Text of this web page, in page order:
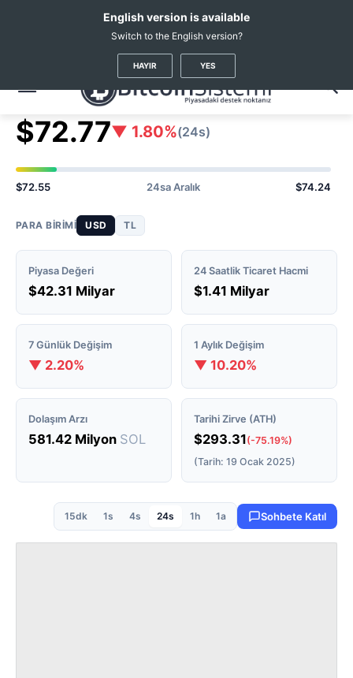
Coin Fiyatları (SOL)
Solana SOL Fiyatı #7
$72.77▼ 1.80%(24s)
$72.55 24sa Aralık $74.24
PARA BIRIMI USD TL
Piyasa Değeri
$42.31 Milyar
24 Saatlik Ticaret Hacmi
$1.41 Milyar
7 Günlük Değişim
▼ 2.20%
1 Aylık Değişim
▼ 10.20%
Dolaşım Arzı
581.42 Milyon SOL
Tarihi Zirve (ATH)
$293.31(-75.19%)
(Tarih: 19 Ocak 2025)
15dk 1s 4s 24s 1h 1a Sohbete Katıl
English version is available
Switch to the English version?
HAYIR YES